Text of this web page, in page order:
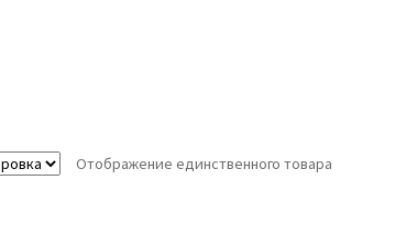
Отображение единственного товара